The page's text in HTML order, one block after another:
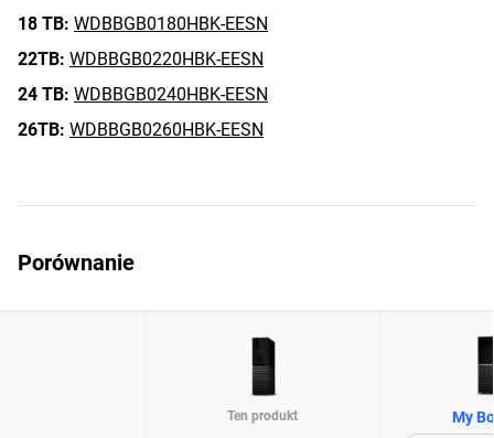
18 TB: WDBBGB0180HBK-EESN
22TB: WDBBGB0220HBK-EESN
24 TB: WDBBGB0240HBK-EESN
26TB: WDBBGB0260HBK-EESN
Porównanie
Ten produkt My